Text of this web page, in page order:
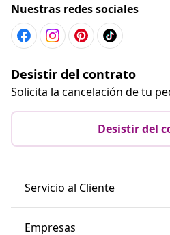
Nuestras redes sociales
Desistir del contrato
Solicita la cancelación de tu
Desistir del
Servicio al Cliente
Empresas